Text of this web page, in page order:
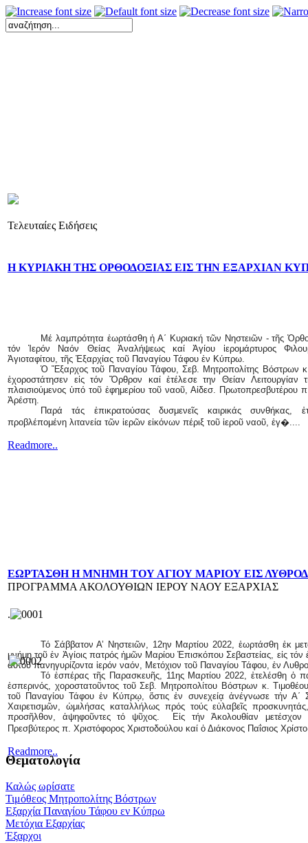
Τελευταίες Ειδήσεις
Η ΚΥΡΙΑΚΗ ΤΗΣ ΟΡΘΟΔΟΞΙΑΣ ΕΙΣ ΤΗΝ ΕΞΑΡΧΙΑΝ
Μέ λαμπρότητα ἑωρτάσθη ἡ Α΄ Κυριακή τῶν Νηστειῶν - τῆς
τόν Ἱερόν Ναόν Θείας Ἀναλήψεως καί Ἁγίου ἱερομάρτυρος
Ἁγιοταφίτου, τῆς Ἐξαρχίας τοῦ Παναγίου Τάφου ἐν Κύπρω.
Ὁ Ἔξαρχος τοῦ Παναγίου Τάφου, Σεβ. Μητροπολίτης Βόστρων
ἐχοροστάτησεν εἰς τόν Ὄρθρον καί ἐτέλεσε την Θείαν Λειτουργίαν
πλαισιούμενος ὑπό τοῦ ἐφημερίου τοῦ ναοῦ, Αἰδεσ. Πρωτοπρεσβυτέρου
Ἀρέστη.
Παρά τάς ἐπικρατούσας δυσμενεῖς καιρικάς συνθήκας,
προβλέπομένη λιτανεία τῶν ἱερῶν εἰκόνων πέριξ τοῦ ἱεροῦ ναοῦ, ἐγ�....
Readmore..
ΕΩΡΤΑΣΘΗ Η ΜΝΗΜΗ ΤΟΥ ΑΓΙΟΥ ΜΑΡΙΟΥ ΕΙΣ
Τό Σάββατον Α’ Νηστειῶν, 12ην Μαρτίου 2022, ἑωρτάσθη ἐκ
μνήμη τοῦ ἐν Ἁγίοις πατρός ἡμῶν Μαρίου Ἐπισκόπου Σεβαστείας, εἰς τόν
αὐτοῦ πανηγυρίζοντα ἱερόν ναόν, Μετόχιον τοῦ Παναγίου Τάφου, ἐν
Τό ἑσπέρας τῆς Παρασκευῆς, 11ης Μαρτίου 2022, ἐτελέσθη ὁ
ἑσπερινός, χοροστατοῦντος τοῦ Σεβ. Μητροπολίτου Βόστρων κ.
τοῦ Παναγίου Τάφου ἐν Κύπρῳ, ὅστις ἐν συνεχείᾳ ἀνέγνωσε τήν Α΄
Χαιρετισμῶν, ὡμιλήσας καταλλήλως πρός τούς εὐλαβεῖς
προσῆλθον, ἀψηφοῦντες τό ψῦχος. Εἰς τήν Ἀκολουθίαν μετέσχον
Πρεσβύτερος π. Χριστόφορος Χριστοδούλου καί ὁ Διάκονος Παΐσιος
Readmore..
ΠΡΟΓΡΑΜΜΑ ΑΚΟΛΟΥΘΙΩΝ ΙΕΡΟΥ ΝΑΟΥ ΕΞΑΡΧΙΑΣ
.
Θεματολογία
Καλώς ωρίσατε
Τιμόθεος Μητροπολίτης Βόστρων
Εξαρχία Παναγίου Τάφου εν Κύπρω
Μετόχια Εξαρχίας
Έξαρχοι